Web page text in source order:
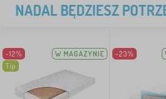
NADAL BĘDZIESZ
-12%
Tip
W MAGAZYNIE -23%